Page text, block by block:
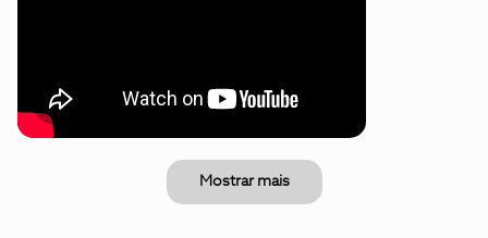
Mostrar mais